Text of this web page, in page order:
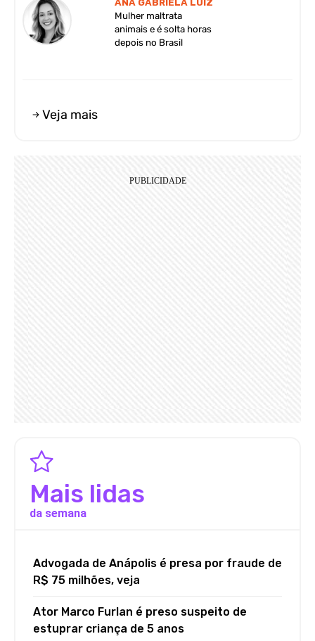
ANA GABRIELA LUIZ
Mulher maltrata
animais e é solta horas
depois no Brasil
Veja mais
Mais lidas
da semana
Advogada de Anápolis é presa por fraude de
R$ 75 milhões, veja
Ator Marco Furlan é preso suspeito de
estuprar criança de 5 anos